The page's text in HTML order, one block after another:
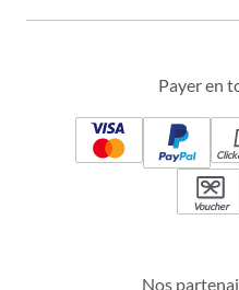
Payer en
Voucher
Nos